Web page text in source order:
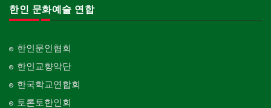
한인 문화예술 연합
한인문인협회
한인교향악단
한국학교연합회
토론토한인회